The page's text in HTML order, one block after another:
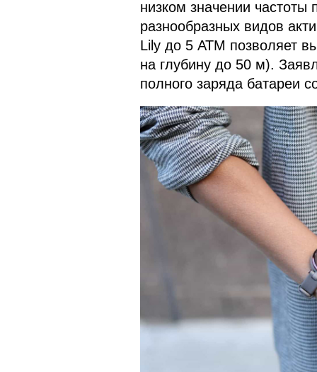
низком значении
разнообразных видов
Lily до 5 АТМ позволяет
на глубину до 50 м).
полного заряда батареи